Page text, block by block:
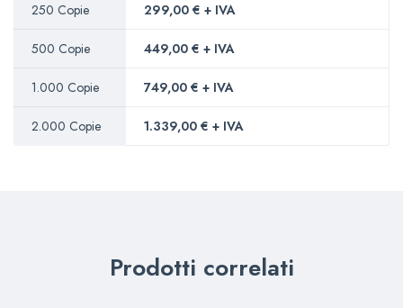
250 Copie 299,00 € + IVA
500 Copie 449,00 € + IVA
1.000 Copie 749,00 € + IVA
2.000 Copie 1.339,00 € + IVA
Prodotti correlati